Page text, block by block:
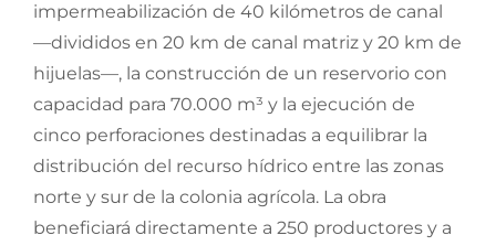
impermeabilización de 40 kilómetros de canal
—divididos en 20 km de canal matriz y 20 km de
hijuelas—, la construcción de un reservorio con
capacidad para 70.000 m³ y la ejecución de
cinco perforaciones destinadas a equilibrar la
distribución del recurso hídrico entre las zonas
norte y sur de la colonia agrícola. La obra
beneficiará directamente a 250 productores y a